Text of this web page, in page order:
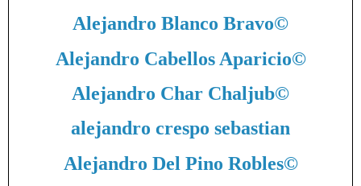
Alejandro Blanco Bravo©
Alejandro Cabellos Aparicio©
Alejandro Char Chaljub©
alejandro crespo sebastian
Alejandro Del Pino Robles©